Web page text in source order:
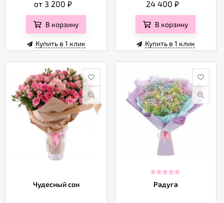
от 3 200₽
В корзину
Купить в 1 клик
24 400₽
В корзину
Купить в 1 клик
Чудесный сон Радуга